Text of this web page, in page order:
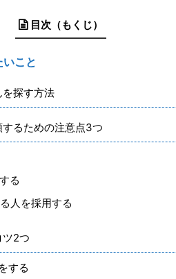
目次（もくじ）
こと
探す方法
るための注意点3つ
る
人を採用する
ツ2つ
する